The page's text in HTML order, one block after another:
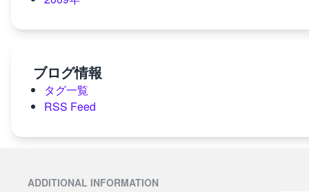
ブログ情報
タグ一覧
RSS Feed
ADDITIONAL INFORMATION